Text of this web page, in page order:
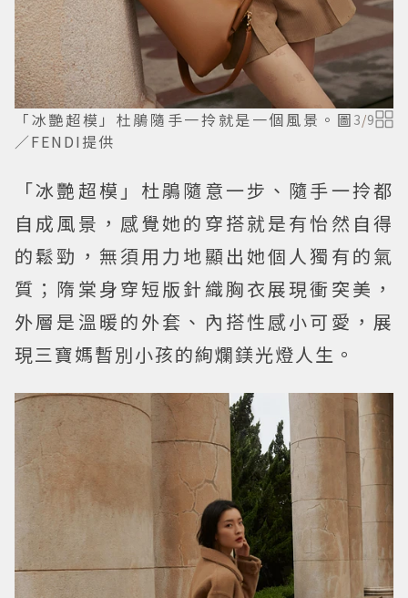
「冰艷超模」杜鵑隨手一拎就是一個風景。圖
／FENDI提供
3/9
「冰艷超模」杜鵑隨意一步、隨手一拎都
自成風景，感覺她的穿搭就是有怡然自得
的鬆勁，無須用力地顯出她個人獨有的氣
質；隋棠身穿短版針織胸衣展現衝突美，
外層是溫暖的外套、內搭性感小可愛，展
現三寶媽暫別小孩的絢爛鎂光燈人生。